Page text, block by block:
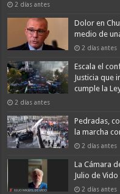
2 días antes
Dolor en
medio de
2 días antes
Escala el
Justicia que
cumple la
2 días antes
Pedradas,
la marcha
2 días antes
La Cámara
Julio de
2 días antes